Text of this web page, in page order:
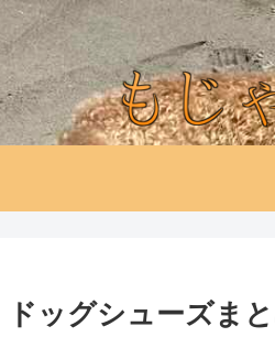
ッグシューズま